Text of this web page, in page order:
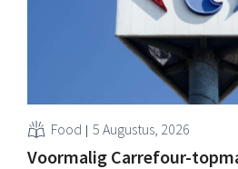
Food 5 Augustus, 2026
Voormalig Carrefour-